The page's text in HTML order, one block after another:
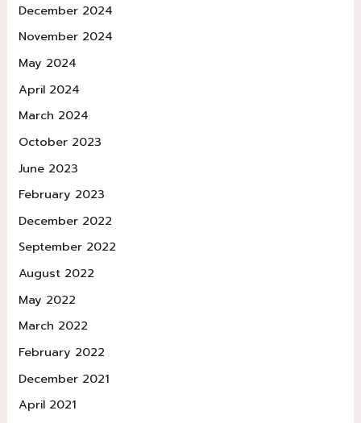
December 2024
November 2024
May 2024
April 2024
March 2024
October 2023
June 2023
February 2023
December 2022
September 2022
August 2022
May 2022
March 2022
February 2022
December 2021
April 2021